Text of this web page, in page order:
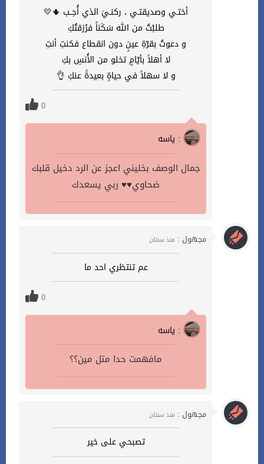
أختـي وصديقتـي ، ركنـيَ الذي أُحِــب 🌵💛
طلبْتُ من الله سَكَناً فرُزقتُكِ
و دعوتُ بقرّةِ عينٍ دون انقطاع فكنتِ أنتِ
لا أهلاً بأيّامٍ تخلو من الأُنسِ بكِ
و لا سهلاً في حياةٍ بعيدةً عنكِ 👌
0
ياسه :
جمال الوصف بخليني اعجز عن الرد دخيل قلبك
ضحاوي♥️♥️ ربي يسعدك
مجهول : منذ سنتان
عم تنتظري احد ما
0
ياسه :
مافهمت حدا متل مين؟؟
مجهول : منذ سنتان
تصبحي على خير